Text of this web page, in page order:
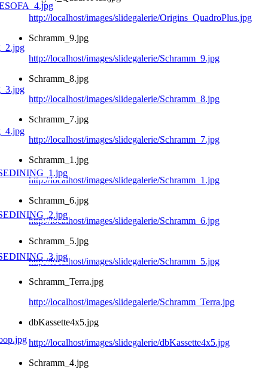
http://localhost/images/slidegalerie/Origins_QuadroPlus.jpg
Schramm_9.jpg
http://localhost/images/slidegalerie/Schramm_9.jpg
Schramm_8.jpg
http://localhost/images/slidegalerie/Schramm_8.jpg
Schramm_7.jpg
http://localhost/images/slidegalerie/Schramm_7.jpg
Schramm_1.jpg
http://localhost/images/slidegalerie/Schramm_1.jpg
Schramm_6.jpg
http://localhost/images/slidegalerie/Schramm_6.jpg
Schramm_5.jpg
http://localhost/images/slidegalerie/Schramm_5.jpg
Schramm_Terra.jpg
http://localhost/images/slidegalerie/Schramm_Terra.jpg
dbKassette4x5.jpg
http://localhost/images/slidegalerie/dbKassette4x5.jpg
Schramm_4.jpg